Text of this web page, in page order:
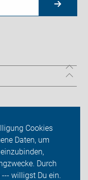
Cookies
Daten, um
Durch
willigst Du ein.